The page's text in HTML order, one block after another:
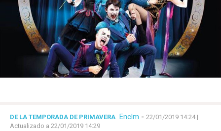
DE LA TEMPORADA DE PRIMAVERA Enclm - 22/01/2019 14:24|
Actualizado a 22/01/2019 14:29